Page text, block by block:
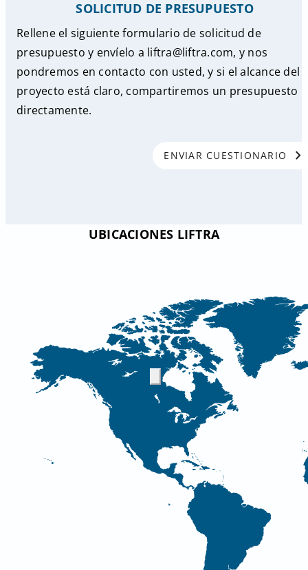
SOLICITUD DE PRESUPUESTO
Rellene el siguiente formulario de solicitud de
presupuesto y envíelo a liftra@liftra.com, y nos
pondremos en contacto con usted, y si el alcance del
proyecto está claro, compartiremos un presupuesto
directamente.
ENVIAR CUESTIONARIO chevron_right
UBICACIONES LIFTRA